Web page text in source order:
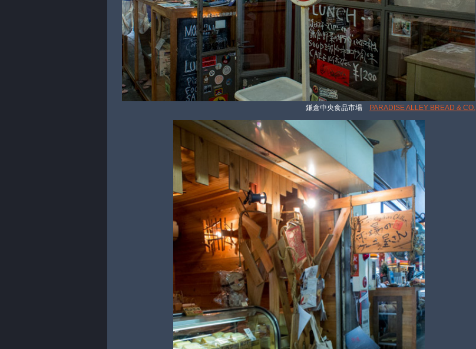
鎌倉中央食品市場 PARADISE ALLEY BREAD & CO.